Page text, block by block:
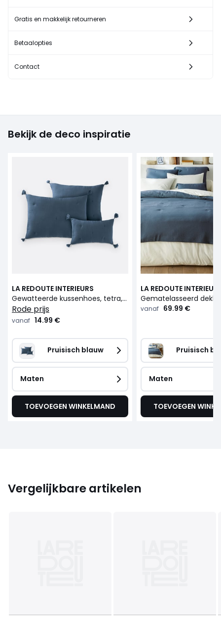
Gratis en makkelijk retourneren
Betaalopties
Contact
Bekijk de deco inspiratie
LA REDOUTE INTERIEURS
Gewatteerde kussenhoes, tetra, Kumla
rode prijs
vanaf 14.99 €
Pruisisch blauw
Maten
TOEVOEGEN WINKELMAND
LA REDOUTE
vanaf 69.99 €
Pruisisch
Maten
TOEVOEGEN
Vergelijkbare artikelen